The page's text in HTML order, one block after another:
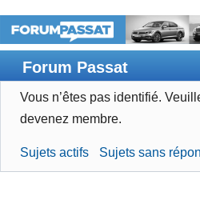
Forum Passat
Accueil
Devenir membre
Vous n’êtes pas identifié.
devenez membre.
Sujets actifs Sujets sans